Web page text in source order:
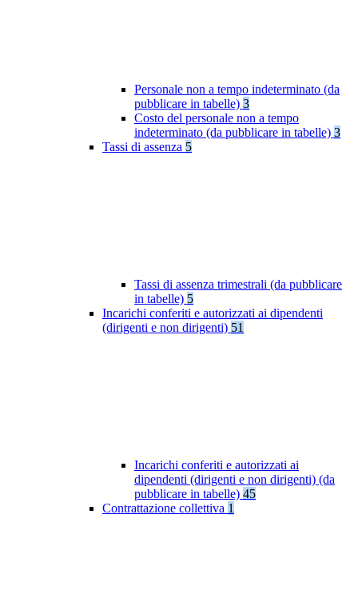
Personale non a tempo indeterminato (da
pubblicare in tabelle) 3
Costo del personale non a tempo
indeterminato (da pubblicare in tabelle) 3
Tassi di assenza 5
Tassi di assenza trimestrali (da pubblicare
in tabelle) 5
Incarichi conferiti e autorizzati ai dipendenti
(dirigenti e non dirigenti) 51
Incarichi conferiti e autorizzati ai
dipendenti (dirigenti e non dirigenti) (da
pubblicare in tabelle) 45
Contrattazione collettiva 1